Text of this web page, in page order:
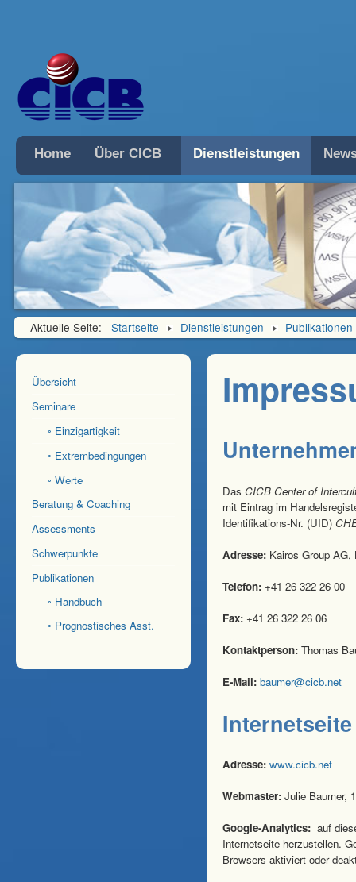
Home Über CICB Dienstleistungen
Aktuelle Seite: Startseite Dienstleistungen Publikationen
Übersicht
Seminare
◦ Einzigartigkeit
◦ Extrembedingungen
◦ Werte
Beratung & Coaching
Assessments
Schwerpunkte
Publikationen
◦ Handbuch
◦ Prognostisches Asst.
Das CICB Center of
mit Eintrag im
Identifikations-Nr. (UID)
Adresse: Kairos Group
Telefon: +41 26 322 26 00
Fax: +41 26 322 26 06
Kontaktperson: Thomas
E-Mail:
Internetseite
Adresse: www.cicb.net
Webmaster: Julie Baumer,
Google-Analytics: auf
Internetseite herzustellen.
Browsers aktiviert oder